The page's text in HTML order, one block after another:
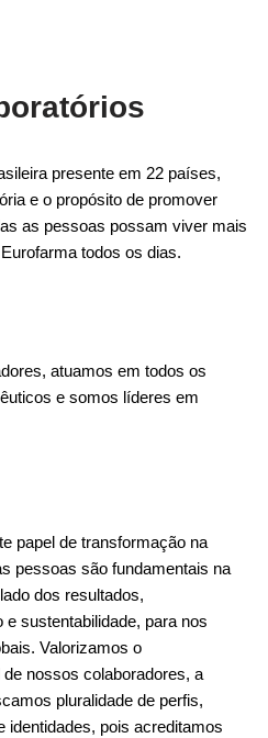
presente em 22 países,
e o propósito de promover
as pessoas possam viver mais
todos os dias.
atuamos em todos os
e somos líderes em
papel de transformação na
pessoas são fundamentais na
dos resultados,
sustentabilidade, para nos
Valorizamos o
nossos colaboradores, a
pluralidade de perfis,
identidades, pois acreditamos